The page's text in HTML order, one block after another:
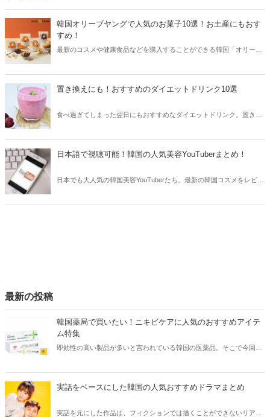
ト系の人気インスタグラマーをご紹介します！
韓国オリーブヤングで人気のお菓子10選！お土産にもおす
すめ！
最新のコスメや健康食品などを購入することができる韓国「オリーブ
お菓子をご紹介します！
置き換えにも！おすすめのダイエットドリンク10選
食べ過ぎてしまった翌日にもおすすめなダイエットドリンク。置き換
す。
日本語で視聴可能！韓国の人気美容YouTuberまとめ！
日本でも大人気の韓国美容YouTuberたち。最新の韓国コスメをレビュ
最新の投稿
韓国薬局で買いたい！ニキビケアに人気のおすすめアイテ
ム特集
即効性の高い製品が多いと言われている韓国の医薬品。そこで今回は
う。
実話をベースにした韓国の人気おすすめドラマまとめ
実話を元にした作品は、フィクションでは描くことができないリアル